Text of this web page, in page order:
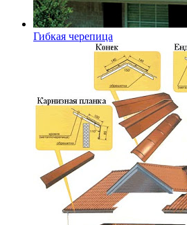
Гибкая черепица